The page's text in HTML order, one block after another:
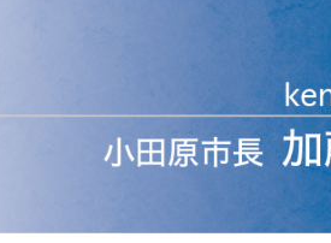
市税総務課
市民税課